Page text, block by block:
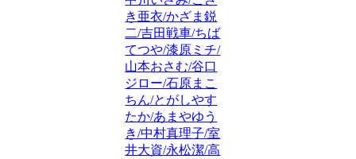
き亜衣/かざま鋭
二/吉田戦車/ちば
てつや/漆原ミチ/
山本おさむ/谷口
ジロー/石原まこ
ちん/とがしやす
たか/あまやゆう
き/中村真理子/室
井大資/永松潔/高